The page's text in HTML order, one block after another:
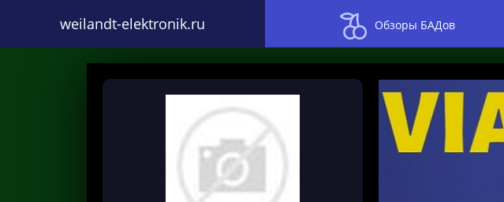
weilandt-elektronik.ru Обзоры БАДов